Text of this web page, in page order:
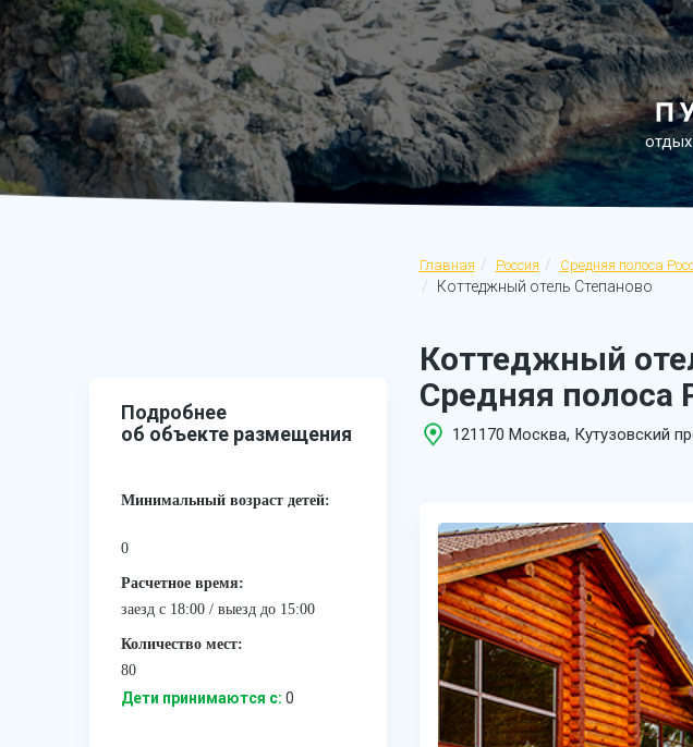
Главная Россия Средняя полоса
Коттеджный отель Степаново
Коттеджный
Средняя полоса
121170 Москва, Кутузовский
Подробнее
об объекте размещения
Минимальный возраст детей:
0
Расчетное время:
заезд с 18:00 / выезд до 15:00
Количество мест:
80
Дети принимаются с: 0